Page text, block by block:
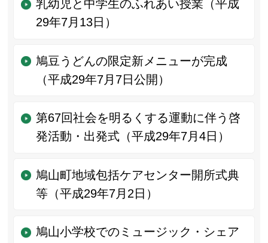
乳幼児と中学生のふれあい授業（平成
29年7月13日）
鳩豆うどんの限定新メニューが完成
（平成29年7月7日公開）
第67回社会を明るくする運動に伴う啓
発活動・出発式（平成29年7月4日）
鳩山町地域包括ケアセンター開所式典
等（平成29年7月2日）
鳩山小学校でのミュージック・シェア